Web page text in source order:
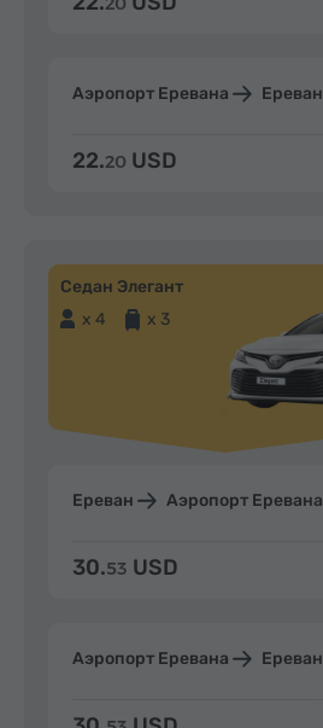
Аэропорт Еревана Ереван
22.20 USD
Седан Элегант
x 4
x 3
Ереван Аэропорт Еревана
30.53 USD
Аэропорт Еревана Ереван